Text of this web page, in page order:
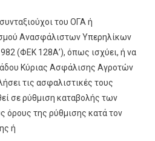
του ΟΓΑ ή
Ανασφάλιστων Υπερηλίκων
(ΦΕΚ 128Α’), όπως ισχύει, ή να
Κύριας Ασφάλισης Αγροτών
τις ασφαλιστικές τους
σε ρύθμιση καταβολής των
όρους της ρύθμισης κατά τον
ή